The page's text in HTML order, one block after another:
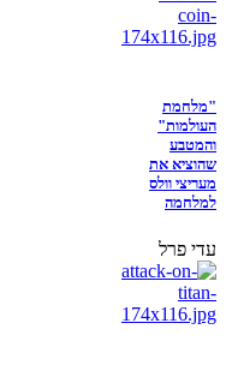
"מלחמת
העולמות"
והמטבע
שהוציא את
מעריצי וולס
למלחמה
עדי פרל